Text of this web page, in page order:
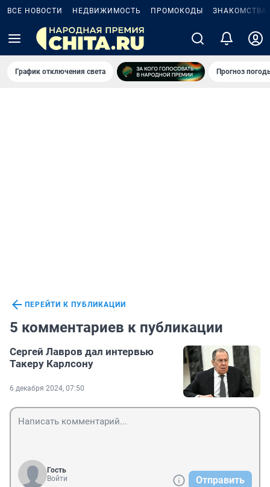
ВСЕ НОВОСТИ НЕДВИЖИМОСТЬ ПРОМОКОДЫ ЗНАКОМСТВА
График отключения света Прогноз
ПЕРЕЙТИ К ПУБЛИКАЦИИ
5 комментариев к публикации
Сергей Лавров дал интервью
Такеру Карлсону
6 декабря 2024, 07:50
Гость
Войти
Отправить